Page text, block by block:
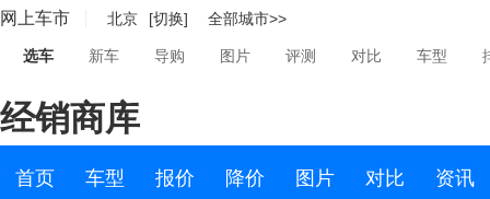
网上车市 北京 [切换] 全部城市>>
选车 新车 导购 图片 评测 对比 车型
经销商库
首页 车型 报价 降价 图片 对比 资讯
BEIJING汽车
BEIJING汽车